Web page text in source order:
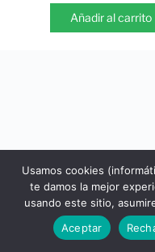
Añadir al carrito
libros.eco © - Desde
Devoluciones y
Usamos cookies
te damos la mejor
usando este sitio,
Aceptar